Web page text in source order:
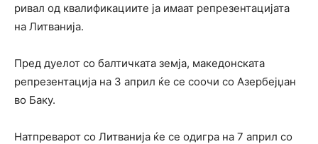
ривал од квалификациите ја имаат репрезентацијата
на Литванија.
Пред дуелот со балтичката земја, македонската
репрезентација на 3 април ќе се соочи со Азербејџан
во Баку.
Натпреварот со Литванија ќе се одигра на 7 април со